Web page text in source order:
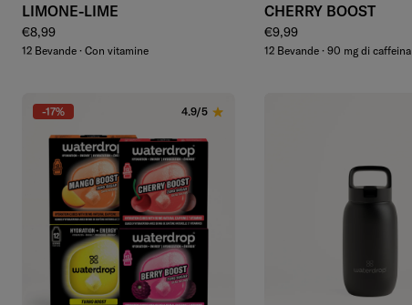
LIMONE-LIME
Prezzo regolare
€8,99
12 Bevande · Con vitamine
CHERRY BOOST
Prezzo regolare
€9,99
12 Bevande · 90 mg di caffeina
-17% 4.9/5